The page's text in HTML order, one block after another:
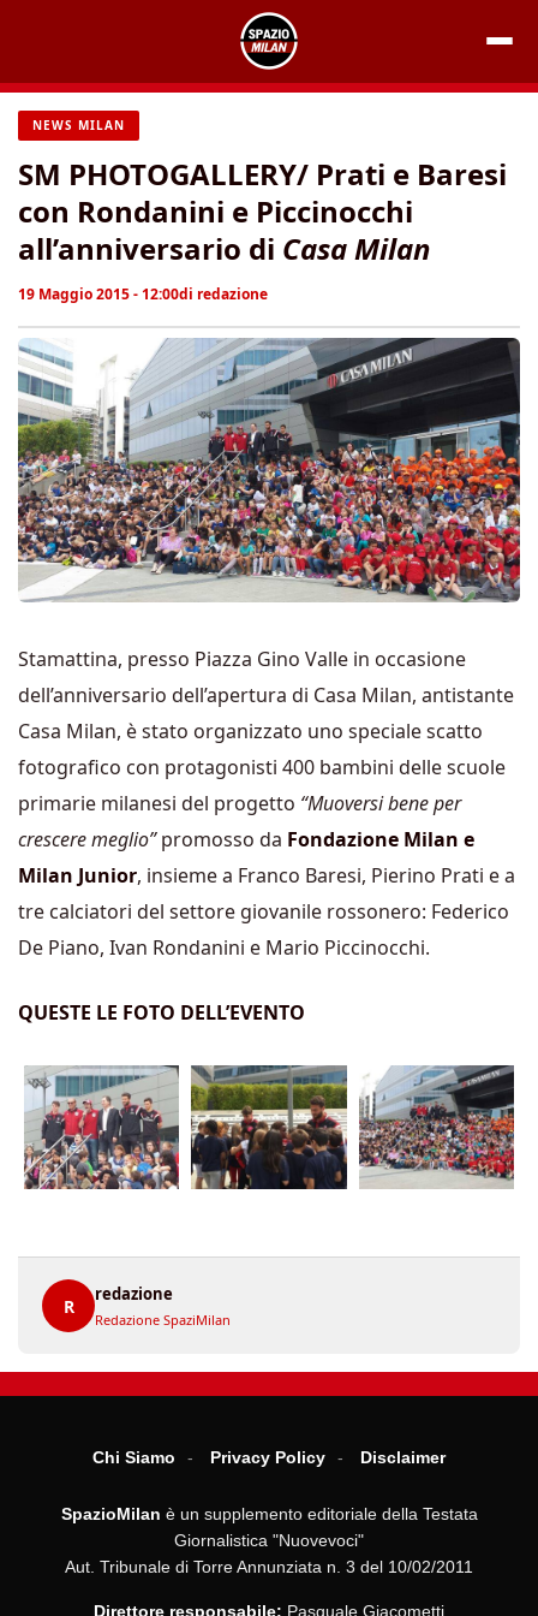
contenuto
NEWS MILAN
SM PHOTOGALLERY/ Prati e Baresi
con Rondanini e Piccinocchi
all’anniversario di Casa Milan
19 Maggio 2015 - 12:00di redazione
Stamattina, presso Piazza Gino Valle in occasione
dell’anniversario dell’apertura di Casa Milan, antistante
Casa Milan, è stato organizzato uno speciale scatto
fotografico con protagonisti 400 bambini delle scuole
primarie milanesi del progetto “Muoversi bene per
crescere meglio”promosso da Fondazione Milan e
Milan Junior, insieme a Franco Baresi, Pierino Prati e a
tre calciatori del settore giovanile rossonero: Federico
De Piano, Ivan Rondanini e Mario Piccinocchi.
QUESTE LE FOTO DELL’EVENTO
R
redazione
Redazione SpaziMilan
Chi Siamo Privacy Policy Disclaimer
SpazioMilan è un supplemento editoriale della Testata
Giornalistica "Nuovevoci"
Aut. Tribunale di Torre Annunziata n. 3 del 10/02/2011
Direttore responsabile: Pasquale Giacometti